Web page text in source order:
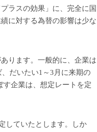
ラスの効果」に、完全に国
に対する為替の影響は少な
あります。一般的に、企業は
だいたい1～3月に来期の
企業は、想定レートを定
していたとします。しか